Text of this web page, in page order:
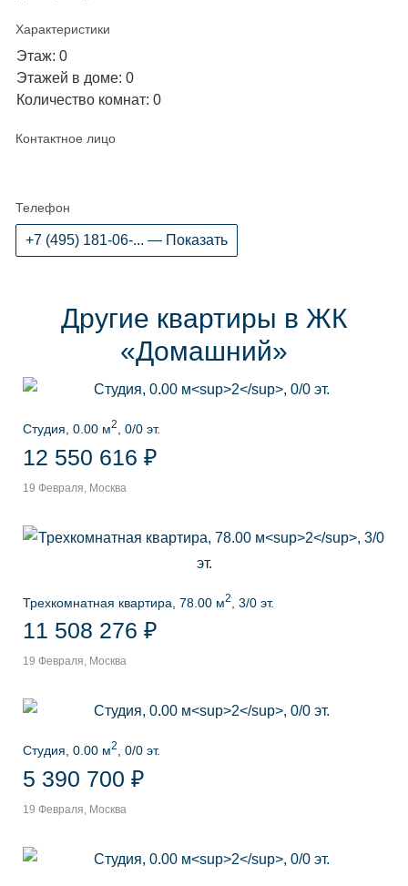
Характеристики
Этаж: 0
Этажей в доме: 0
Количество комнат: 0
Контактное лицо
Телефон
+7 (495) 181-06-... — Показать
Другие квартиры в ЖК
«Домашний»
Студия, 0.00 м2 , 0/0 эт.
12 550 616 ₽
19 Февраля, Москва
Трехкомнатная квартира, 78.00 м2 , 3/0 эт.
11 508 276 ₽
19 Февраля, Москва
Студия, 0.00 м2 , 0/0 эт.
5 390 700 ₽
19 Февраля, Москва